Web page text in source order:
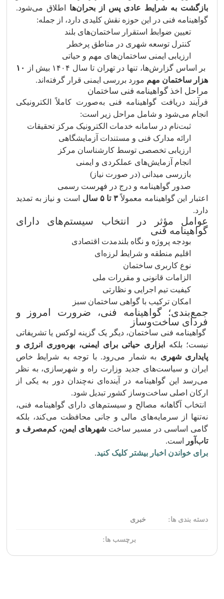
بازگشت به شرایط عادی پس از بحران‌ها اطلاق می‌شود.
گواهینامه فنی در این حوزه نقش کلیدی دارد، از جمله:
تعیین ضوابط استقرار ساختمان‌های بلند
کنترل توسعه شهری در مناطق پرخطر
ارزیابی ایمنی ساختمان‌های مهم و حیاتی
بر اساس گزارش‌ها، تنها در تهران تا سال ۱۴۰۴ بیش از
۱۰
هزار ساختمان مهم مورد بررسی ایمنی قرار گرفته‌اند.
مراحل اخذ گواهینامه فنی ساختمان
فرآیند دریافت گواهینامه فنی به‌صورت کاملاً الکترونیکی
انجام می‌شود و شامل مراحل زیر است:
ثبت‌نام در سامانه خدمات الکترونیک مرکز تحقیقات
ارائه مدارک فنی و مستندات آزمایشگاهی
ارزیابی تخصصی توسط کارشناسان مرکز
انجام آزمایش‌های عملکردی و ایمنی
بازرسی میدانی (در صورت نیاز)
صدور گواهینامه و درج در فهرست رسمی
اعتبار این گواهینامه معمولاً۳ تا ۵ سال
است و نیاز به تمدید
دارد.
عوامل مؤثر در انتخاب سیستم‌های دارای
گواهینامه فنی
بودجه پروژه و نگاه بلندمدت اقتصادی
اقلیم منطقه و شرایط لرزه‌ای
نوع کاربری ساختمان
الزامات قانونی و مقررات ملی
کیفیت تیم اجرایی و نظارتی
امکان ترکیب با گواهی ساختمان سبز
جمع‌بندی؛ گواهینامه فنی، ضرورت امروز و
فردای ساخت‌وساز
گواهینامه فنی ساختمان، دیگر یک گزینه لوکس یا تشریفاتی
نیست؛ بلکه
ابزاری حیاتی برای ایمنی، بهره‌وری انرژی و
پایداری شهری به شمار می‌رود. با توجه به شرایط خاص
ایران و سیاست‌های جدید وزارت راه و شهرسازی، به نظر
می‌رسد این گواهینامه در آینده‌ای نه‌چندان دور به یکی از
ارکان اصلی ساخت‌وساز کشور تبدیل شود.
انتخاب آگاهانه مصالح و سیستم‌های دارای گواهینامه فنی،
نه‌تنها از سرمایه‌های مالی و جانی محافظت می‌کند، بلکه
گامی اساسی در مسیر ساختشهرهای ایمن، کم‌مصرف و
تاب‌آور
است.
برای خواندن اخبار بیشتر کلیک کنید.
دسته بندی ها: خبری
برچسب ها: